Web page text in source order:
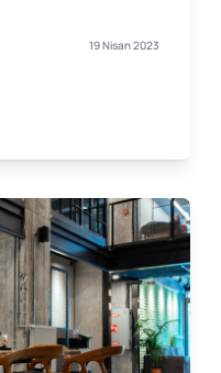
19 Nisan 2023